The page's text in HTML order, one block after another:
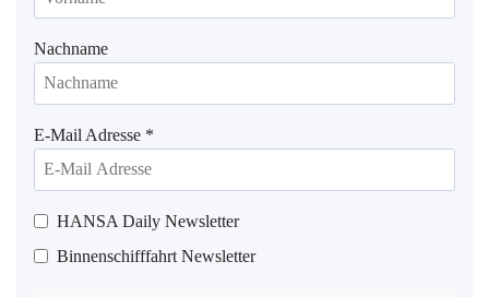
Nachname
E-Mail Adresse *
HANSA Daily Newsletter
Binnenschifffahrt Newsletter